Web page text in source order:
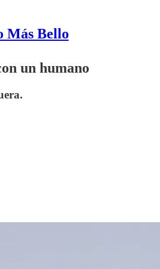
Más Bello
un humano